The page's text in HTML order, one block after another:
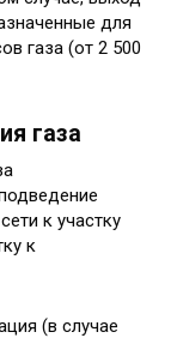
для
газа (от 2 500
газа
к участку
к
(в случае